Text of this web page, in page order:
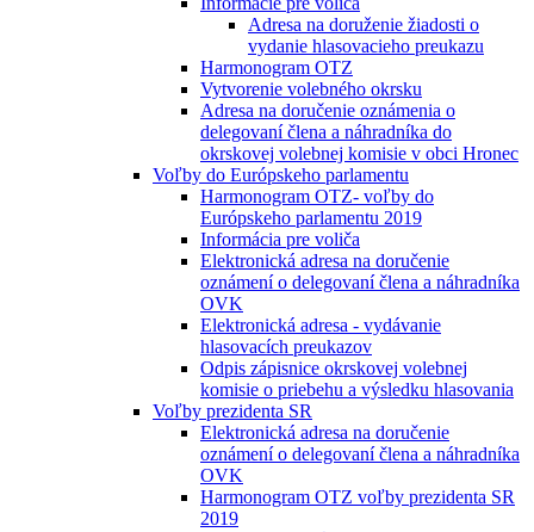
Adresa na doruženie žiadosti o
vydanie hlasovacieho preukazu
Harmonogram OTZ
Vytvorenie volebného okrsku
Adresa na doručenie oznámenia o
delegovaní člena a náhradníka do
okrskovej volebnej komisie v obci Hronec
Voľby do Európskeho parlamentu
Harmonogram OTZ- voľby do
Európskeho parlamentu 2019
Informácia pre voliča
Elektronická adresa na doručenie
oznámení o delegovaní člena a náhradníka
OVK
Elektronická adresa - vydávanie
hlasovacích preukazov
Odpis zápisnice okrskovej volebnej
komisie o priebehu a výsledku hlasovania
Voľby prezidenta SR
Elektronická adresa na doručenie
oznámení o delegovaní člena a náhradníka
OVK
Harmonogram OTZ voľby prezidenta SR
2019